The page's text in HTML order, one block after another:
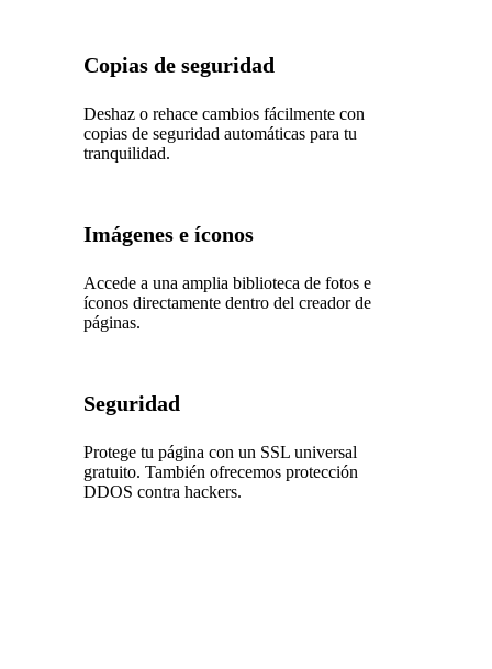
Copias de seguridad
Deshaz o rehace cambios fácilmente con
copias de seguridad automáticas para tu
tranquilidad.
Imágenes e íconos
Accede a una amplia biblioteca de fotos e
íconos directamente dentro del creador de
páginas.
Seguridad
Protege tu página con un SSL universal
gratuito. También ofrecemos protección
DDOS contra hackers.